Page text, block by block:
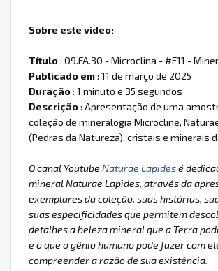
Sobre este vídeo:
Título: 09.FA.30 - Microclina - #F11 -
Publicado em: 11 de março de 2025
Duração: 1 minuto e 35 segundos
Descrição: Apresentação de uma
coleção de mineralogia Microcline,
(Pedras da Natureza), cristais e minerais
O canal Youtube Naturae Lapidesé
mineral Naturae Lapides, através da
exemplares da coleção, suas histórias,
suas especificidades que permitem
detalhes a beleza mineral que a Terra
e o que o gênio humano pode fazer com
compreender a razão de sua existência.